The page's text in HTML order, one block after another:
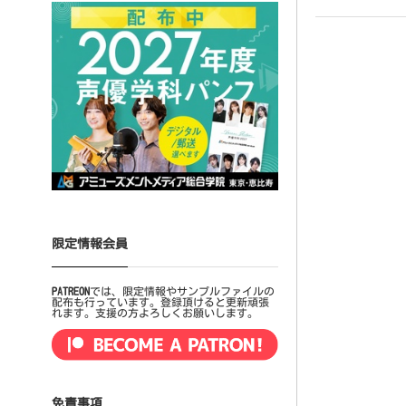
限定情報会員
PATREONでは、限定情報やサンプルファイルの
配布も行っています。登録頂けると更新頑張
れます。支援の方よろしくお願いします。
免責事項